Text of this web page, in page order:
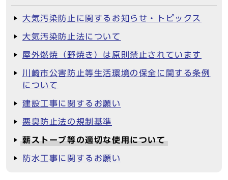
大気汚染防止に関するお知らせ・トピックス
大気汚染防止法について
屋外燃焼（野焼き）は原則禁止されています
川崎市公害防止等生活環境の保全に関する条例
について
建設工事に関するお願い
悪臭防止法の規制基準
薪ストーブ等の適切な使用について
防水工事に関するお願い